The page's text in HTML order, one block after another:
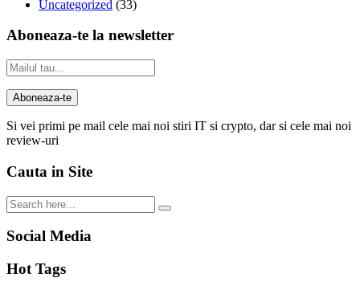
Uncategorized (33)
Aboneaza-te la newsletter
Si vei primi pe mail cele mai noi stiri IT si crypto, dar si cele mai noi
review-uri
Cauta in Site
Social Media
Hot Tags